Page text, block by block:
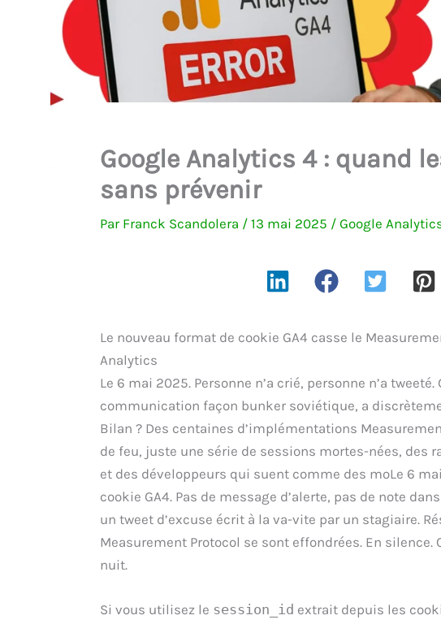
Google Analytics 4 : quand
sans prévenir
Par Franck Scandolera / 13 mai 2025 / Google
Le nouveau format de cookie GA4 casse le
Analytics
Le 6 mai 2025. Personne n’a crié, personne n’a
communication façon bunker soviétique, a
Bilan ? Des centaines d’implémentations
de feu, juste une série de sessions mortes-nées, des
et des développeurs qui suent comme des moLe 6
cookie GA4. Pas de message d’alerte, pas de note
un tweet d’excuse écrit à la va-vite par un stagiaire.
Measurement Protocol se sont effondrées. En
nuit.
Si vous utilisez le session_id extrait depuis les